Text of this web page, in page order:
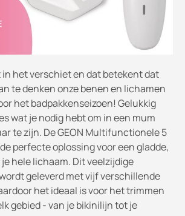
in het verschiet en dat betekent dat
te denken onze benen en lichamen
het badpakkenseizoen! Gelukkig
wat je nodig hebt om in een mum
te zijn. De GEON Multifunctionele 5
perfecte oplossing voor een gladde,
hele lichaam. Dit veelzijdige
geleverd met vijf verschillende
het ideaal is voor het trimmen
gebied - van je bikinilijn tot je